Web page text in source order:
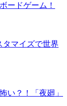
ードゲーム！
タマイズで世界
い？！「夜廻」